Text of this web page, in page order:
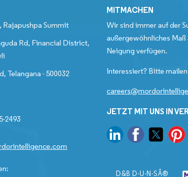
Rajapushpa Summit
Rd, Financial District,
Telangana - 500032
2493
MITMACHEN
Wir sind immer auf der
außergewöhnliches
Neigung verfügen.
Interessiert? Bitte mailen
JETZT MIT UNS IN
D&B D-U-N-SÂ®